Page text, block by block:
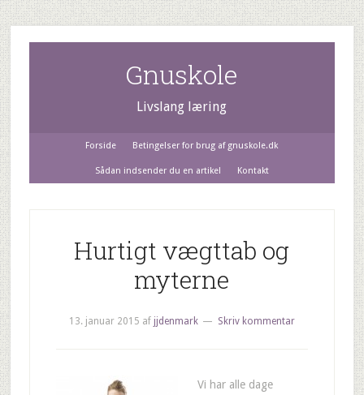
Gnuskole
Livslang læring
Forside Betingelser for brug af gnuskole.dk
Sådan indsender du en artikel Kontakt
Hurtigt vægttab og
myterne
13. januar 2015 af jjdenmark Skriv kommentar
Vi har alle dage